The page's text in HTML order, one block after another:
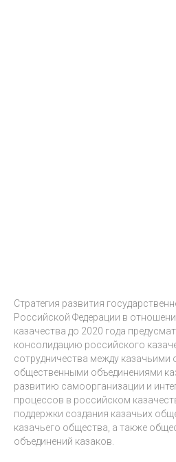
Стратегия развития
Российской Федерации в
казачества до 2020 года
консолидацию российского
сотрудничества между казачьими
общественными объединениями
развитию самоорганизации и
процессов в российском
поддержки создания казачьих
казачьего общества, а также
объединений казаков.